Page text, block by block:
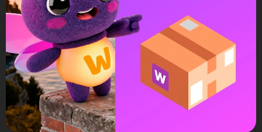
Assistenza Live Chat
Ampia scelta di pagamenti
Spedizione express veloce
Possibilità di reso e rimborso